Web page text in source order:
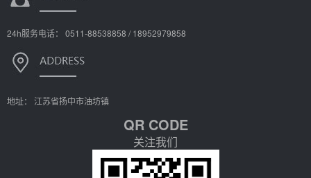
24h服务电话： 0511-88538858 / 18952979858
地址： 江苏省扬中市油坊镇
QR CODE
关注我们